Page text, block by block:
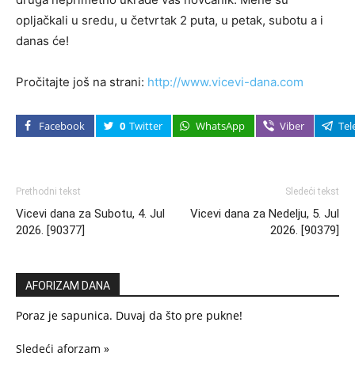
opljačkali u sredu, u četvrtak 2 puta, u petak, subotu a i
danas će!
Pročitajte još na strani: http://www.vicevi-dana.com
Facebook 0 Twitter WhatsApp Viber
Prethodni tekst
Vicevi dana za Subotu, 4. Jul
2026. [90377]
Sledeći tekst
Vicevi dana za Nedelju, 5. Jul
2026. [90379]
AFORIZAM DANA
Poraz je sapunica. Duvaj da što pre pukne!
Sledeći aforzam »